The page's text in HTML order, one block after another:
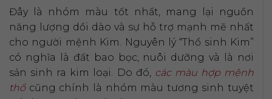
Đây là nhóm màu tốt nhất, mang lại nguồn
năng lượng dồi dào và sự hỗ trợ mạnh mẽ nhất
cho người mệnh Kim. Nguyên lý “Thổ sinh Kim”
có nghĩa là đất bao bọc, nuôi dưỡng và là nơi
sản sinh ra kim loại. Do đó, các màu hợp mệnh
thổcũng chính là nhóm màu tương sinh tuyệt